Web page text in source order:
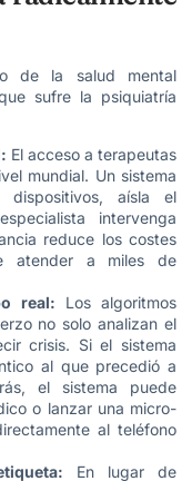
de la salud mental
sufre la psiquiatría
El acceso a terapeutas
mundial. Un sistema
aísla el
intervenga
reduce los costes
atender a miles de
real: Los algoritmos
no solo analizan el
crisis. Si el sistema
al que precedió a
el sistema puede
o lanzar una micro-
al teléfono
En lugar de